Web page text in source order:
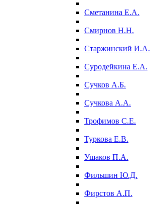
Сметанина Е.А.
Смирнов Н.Н.
Старжинский И.А.
Суродейкина Е.А.
Сучков А.Б.
Сучкова А.А.
Трофимов С.Е.
Туркова Е.В.
Ушаков П.А.
Фильшин Ю.Д.
Фирстов А.П.